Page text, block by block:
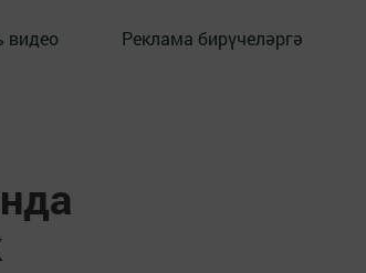
видео Реклама бирүчеләргә